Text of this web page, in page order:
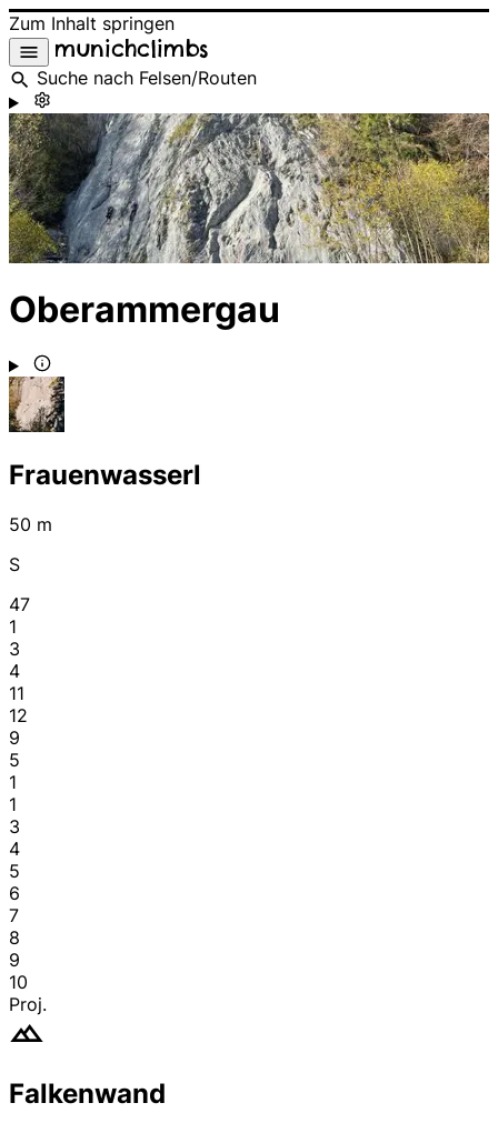
Zum Inhalt springen
munichclimbs
Suche nach Felsen/Routen
Oberammergau
Frauenwasserl
50 m
S
47
1
3
4
11
12
9
5
1
1
3
4
5
6
7
8
9
10
Proj.
Falkenwand